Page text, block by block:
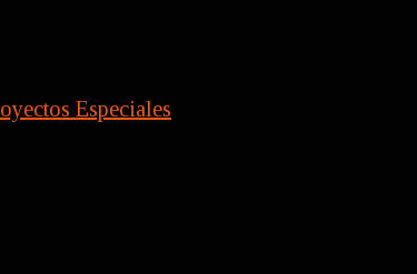
Especiales